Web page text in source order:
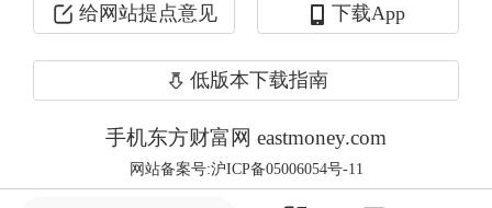
要原因之一。世界黄金协会分析，今年
3月，国内金价上涨10%，接下来的4月
制了黄金消费。
给网站提点意见 下载App
低版本下载指南
手机东方财富网 eastmoney.com
网站备案号:沪ICP备05006054号-11